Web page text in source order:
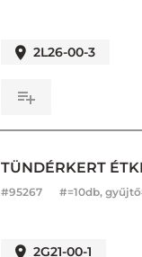
2L26-00-3
TÜNDÉRKERT
#95267 #=10db,
2G21-00-1